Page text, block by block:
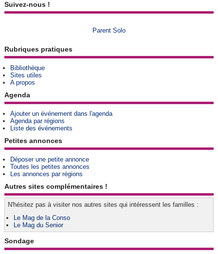
Suivez-nous !
Parent Solo
Rubriques pratiques
Bibliothèque
Sites utiles
A propos
Agenda
Ajouter un événement dans l'agenda
Agenda par régions
Liste des événements
Petites annonces
Déposer une petite annonce
Toutes les petites annonces
Les annonces par régions
Autres sites complémentaires !
N'hésitez pas à visiter nos autres sites qui intéressent les familles :
Le Mag de la Conso
Le Mag du Senior
Sondage